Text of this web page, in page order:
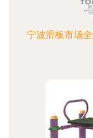
宁波滑板市场